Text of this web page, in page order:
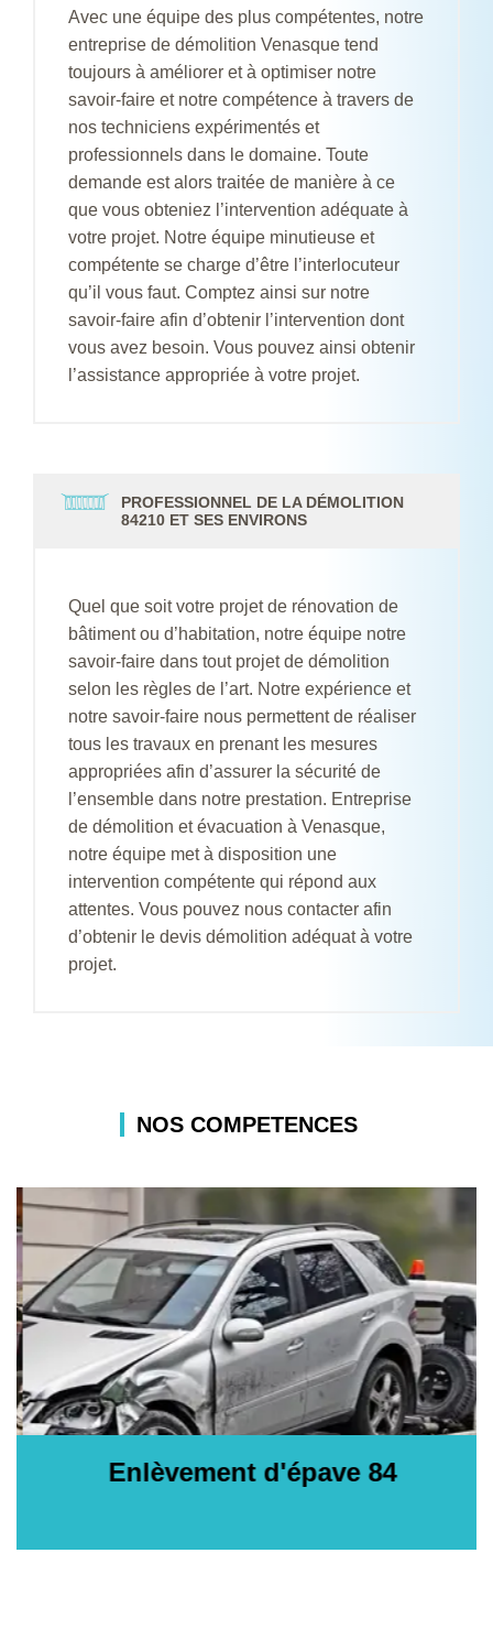
Avec une équipe des plus compétentes, notre
entreprise de démolition Venasque tend
toujours à améliorer et à optimiser notre
savoir-faire et notre compétence à travers de
nos techniciens expérimentés et
professionnels dans le domaine. Toute
demande est alors traitée de manière à ce
que vous obteniez l’intervention adéquate à
votre projet. Notre équipe minutieuse et
compétente se charge d’être l’interlocuteur
qu’il vous faut. Comptez ainsi sur notre
savoir-faire afin d’obtenir l’intervention dont
vous avez besoin. Vous pouvez ainsi obtenir
l’assistance appropriée à votre projet.
PROFESSIONNEL DE LA DÉMOLITION
84210 ET SES ENVIRONS
Quel que soit votre projet de rénovation de
bâtiment ou d’habitation, notre équipe notre
savoir-faire dans tout projet de démolition
selon les règles de l’art. Notre expérience et
notre savoir-faire nous permettent de réaliser
tous les travaux en prenant les mesures
appropriées afin d’assurer la sécurité de
l’ensemble dans notre prestation. Entreprise
de démolition et évacuation à Venasque,
notre équipe met à disposition une
intervention compétente qui répond aux
attentes. Vous pouvez nous contacter afin
d’obtenir le devis démolition adéquat à votre
projet.
NOS COMPETENCES
Enlèvement d'épave 84